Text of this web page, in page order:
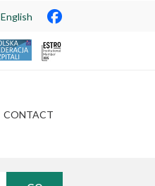
English
CONTACT